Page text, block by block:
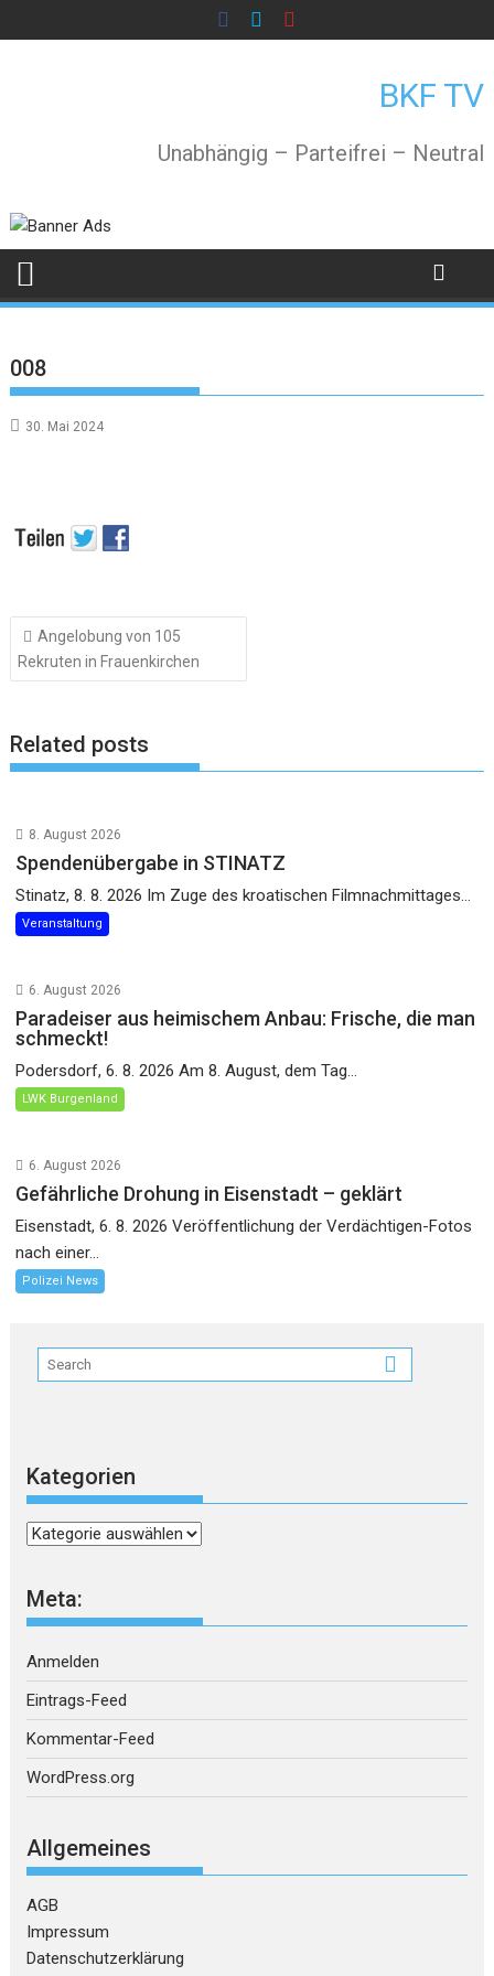
to
BKF TV
Unabhängig – Parteifrei – Neutral
008
30. Mai 2024
Beitragsnavigation
Angelobung von 105
Rekruten in Frauenkirchen
Related posts
8. August 2026
Spendenübergabe in STINATZ
Stinatz, 8. 8. 2026 Im Zuge des kroatischen Filmnachmittages...
Veranstaltung
6. August 2026
Paradeiser aus heimischem Anbau: Frische, die man
schmeckt!
Podersdorf, 6. 8. 2026 Am 8. August, dem Tag...
LWK Burgenland
6. August 2026
Gefährliche Drohung in Eisenstadt – geklärt
Eisenstadt, 6. 8. 2026 Veröffentlichung der Verdächtigen-Fotos
nach einer...
Polizei News
Kategorien
Kategorien
Meta:
Anmelden
Eintrags-Feed
Kommentar-Feed
WordPress.org
Allgemeines
AGB
Impressum
Datenschutzerklärung